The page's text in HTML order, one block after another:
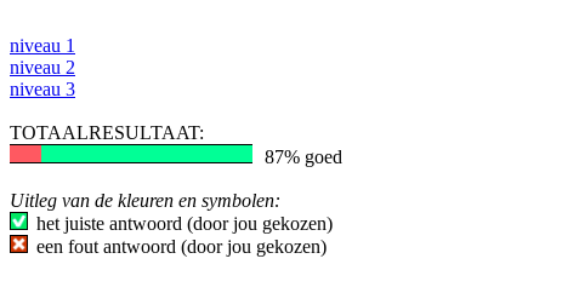
niveau 1
niveau 2
niveau 3
TOTAALRESULTAAT:
87% goed
Uitleg van de kleuren en symbolen:
het juiste antwoord (door jou gekozen)
een fout antwoord (door jou gekozen)